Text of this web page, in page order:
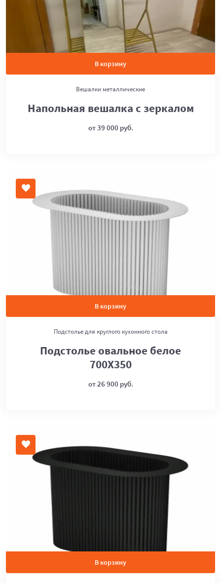
В корзину
Вешалки металлические
Напольная вешалка с зеркалом
от 39 000 руб.
В корзину
Подстолье для круглого кухонного стола
Подстолье овальное белое
700Х350
от 26 900 руб.
В корзину